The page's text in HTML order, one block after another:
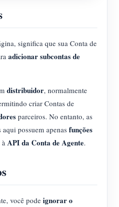
significa que sua Conta de
adicionar subcontas de
distribuidor, normalmente
criar Contas de
parceiros. No entanto, as
possuem apenas funções
à API da Conta de Agente.
você pode ignorar o